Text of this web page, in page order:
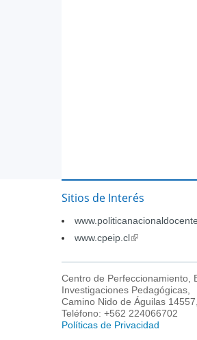
Sitios de Interés
www.cpeip.cl(link
external)
Centro de Perfeccionamiento,
Investigaciones Pedagógicas,
Camino Nido de Águilas
Teléfono: +562 224066702
Políticas de Privacidad